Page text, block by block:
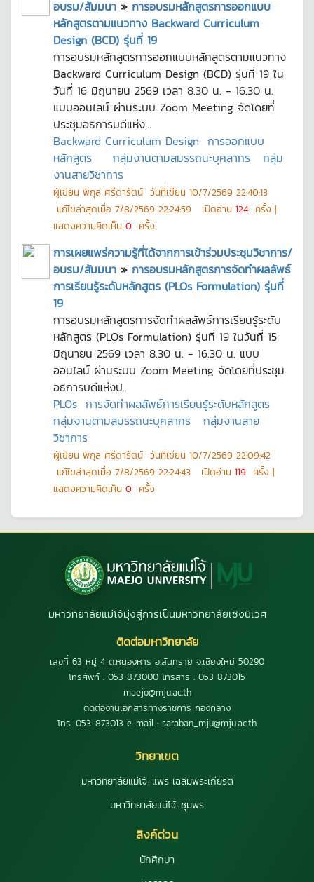
อบรม/สัมมนา » การอบรมหลักสูตรการออกแบบ
หลักสูตรตามแนวทาง Backward Curriculum
Design (BCD) รุ่นที่ 19
การอบรมหลักสูตรการออกแบบหลักสูตรตามแนวทาง
Backward Curriculum Design (BCD) รุ่นที่ 19 ใน
วันที่ 16 มิถุนายน 2569 เวลา 8.30 น. - 16.30 น.
แบบออนไลน์ ผ่านระบบ Zoom Meeting จัดโดยที่
ประชุมอธิการบดีแห่ง...
Backward Curriculum Design การออกแบบ
หลักสูตร
กลุ่มงานตามสมรรถนะบุคลากร
กลุ่ม
งานสายวิชาการ
ผู้เขียน พิกุล ศรีดารัตน์ วันที่เขียน 10/7/2569 22:40:13
แก้ไขล่าสุดเมื่อ 7/8/2569 22:24:59 เปิดอ่าน 124 ครั้ง |
แสดงความคิดเห็น 0 ครั้ง
การเผยแพร่ความรู้ที่ได้จากการเข้าร่วมประชุมวิชาการ/
อบรม/สัมมนา » การอบรมหลักสูตรการจัดทำผลลัพธ์
การเรียนรู้ระดับหลักสูตร (PLOs Formulation) รุ่นที่
19
การอบรมหลักสูตรการจัดทำผลลัพธ์การเรียนรู้ระดับ
หลักสูตร (PLOs Formulation) รุ่นที่ 19 ในวันที่ 15
มิถุนายน 2569 เวลา 8.30 น. - 16.30 น. แบบ
ออนไลน์ ผ่านระบบ Zoom Meeting จัดโดยที่ประชุม
อธิการบดีแห่งป...
PLOs การจัดทำผลลัพธ์การเรียนรู้ระดับหลักสูตร
กลุ่มงานตามสมรรถนะบุคลากร
กลุ่มงานสาย
วิชาการ
ผู้เขียน พิกุล ศรีดารัตน์ วันที่เขียน 10/7/2569 22:09:42
แก้ไขล่าสุดเมื่อ 7/8/2569 22:24:43 เปิดอ่าน 119 ครั้ง |
แสดงความคิดเห็น 0 ครั้ง
มหาวิทยาลัยแม่โจ้มุ่งสู่การเป็นมหาวิทยาลัยเชิงนิเวศ
ติดต่อมหาวิทยาลัย
เลขที่ 63 หมู่ 4 ต.หนองหาร อ.สันทราย จ.เชียงใหม่ 50290
โทรศัพท์ : 053 873000 โทรสาร : 053 873015
maejo@mju.ac.th
ติดต่องานเอกสารทางราชการ กองกลาง
โทร. 053-873013 e-mail : saraban_mju@mju.ac.th
วิทยาเขต
มหาวิทยาลัยแม่โจ้-แพร่ เฉลิมพระเกียรติ
มหาวิทยาลัยแม่โจ้-ชุมพร
ลิงค์ด่วน
นักศึกษา